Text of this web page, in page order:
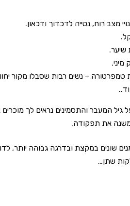
מצב רוח, נטייה לדכדוך ודכאון.
שיער.
מיני.
טמפרטורה – נשים רבות שסבלו מקור
המעבר והתסמינים נראים לך
את תפקודה.
שונים במקצת ובדרגה גבוהה יותר,
שתן…